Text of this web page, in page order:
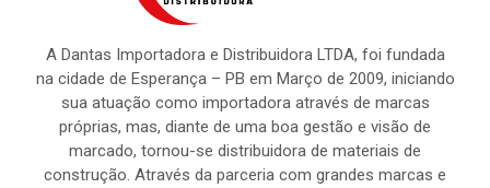
A Dantas Importadora e Distribuidora LTDA, foi fundada
na cidade de Esperança – PB em Março de 2009, iniciando
sua atuação como importadora através de marcas
próprias, mas, diante de uma boa gestão e visão de
marcado, tornou-se distribuidora de materiais de
construção. Através da parceria com grandes marcas e